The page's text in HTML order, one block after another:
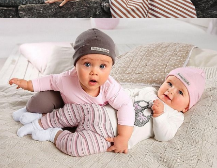
Увеличили выручку интернет-
магазину topdatop.ru на 25%!
Смотреть проект